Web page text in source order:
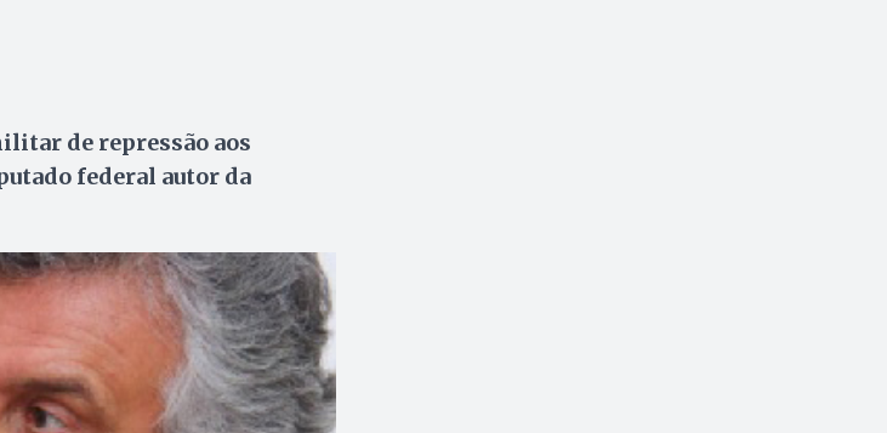
de repressão aos
federal autor da